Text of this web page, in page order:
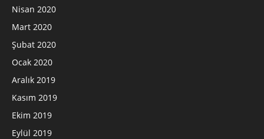
Nisan 2020
Mart 2020
Şubat 2020
Ocak 2020
Aralık 2019
Kasım 2019
Ekim 2019
Eylül 2019